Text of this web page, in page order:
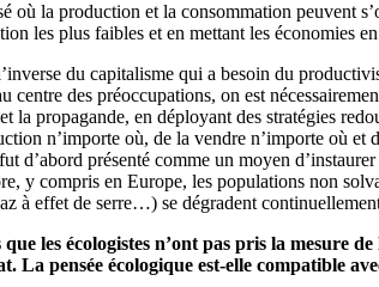
où la production et la consommation peuvent
les plus faibles et en mettant les économies
du capitalisme qui a besoin du
centre des préoccupations, on est
la propagande, en déployant des stratégies
n’importe où, de la vendre n’importe où
d’abord présenté comme un moyen
y compris en Europe, les populations non
à effet de serre…) se dégradent
les écologistes n’ont pas pris la mesure
pensée écologique est-elle compatible